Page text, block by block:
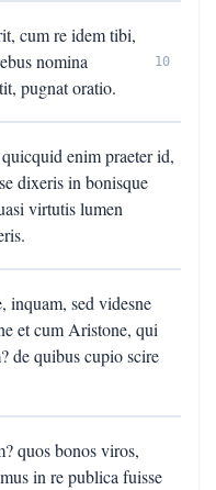
cum re idem tibi,
nomina
pugnat oratio.
10
enim praeter id,
dixeris in bonisque
virtutis lumen
inquam, sed videsne
et cum Aristone, qui
de quibus cupio scire
quos bonos viros,
in re publica fuisse